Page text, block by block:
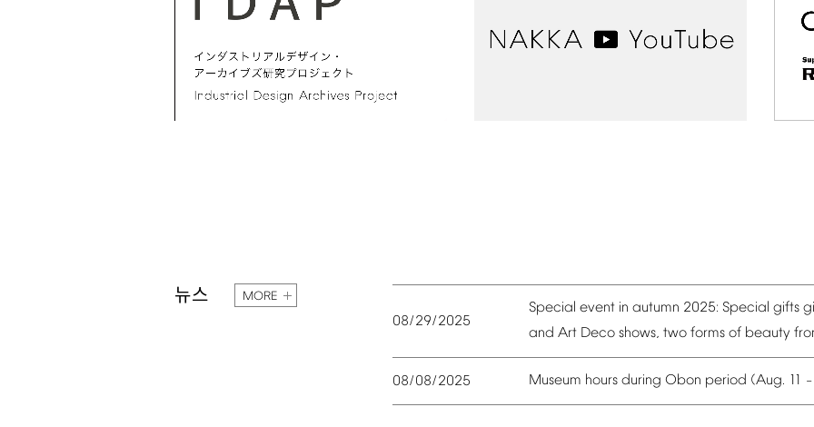
뉴스 MORE
08/29/2025
Special event in autumn 2025: Special gifts
and Art Deco shows, two forms of beauty
08/08/2025 Museum hours during Obon period (Aug. 11